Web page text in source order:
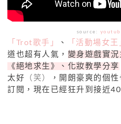
source:
「Trot歌手」 、 「活動場女王
道也超有人氣， 變身遊戲實
《絕地求生》、化妝教學分享
太好 （笑）
，開朗豪爽的個
訂閱，現在已經狂升到接近40